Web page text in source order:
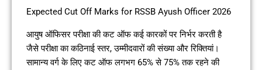
Expected Cut Off Marks for RSSB Ayush Officer 2026
आयुष ऑफिसर परीक्षा की कट ऑफ कई कारकों पर निर्भर करती है
जैसे परीक्षा का कठिनाई स्तर, उम्मीदवारों की संख्या और रिक्तियां।
सामान्य वर्ग के लिए कट ऑफ लगभग 65% से 75% तक रहने की